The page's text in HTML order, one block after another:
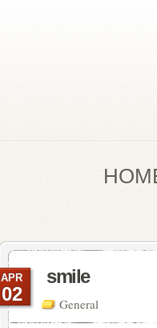
smile
General
APR
02